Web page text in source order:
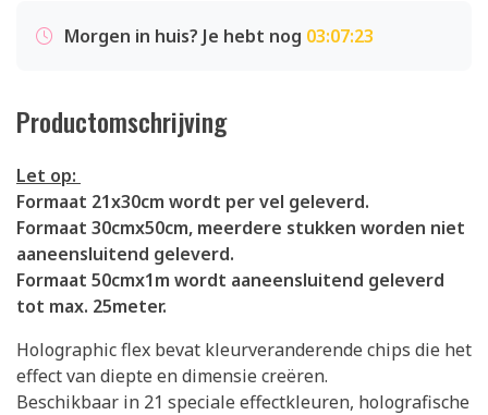
Morgen in huis? Je hebt nog 03:07:22
Productomschrijving
Let op:
Formaat 21x30cm wordt per vel geleverd.
Formaat 30cmx50cm, meerdere stukken worden niet
aaneensluitend geleverd.
Formaat 50cmx1m wordt aaneensluitend geleverd
tot max. 25meter.
Holographic flex bevat kleurveranderende chips die het
effect van diepte en dimensie creëren.
Beschikbaar in 21 speciale effectkleuren, holografische